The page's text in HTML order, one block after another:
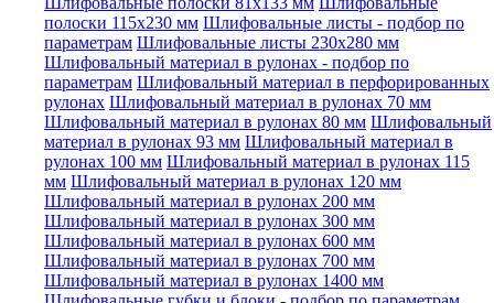
полоски 115x230 мм Шлифовальные листы - подбор по
параметрам Шлифовальные листы 230x280 мм
Шлифовальный материал в рулонах - подбор по
параметрам Шлифовальный материал в перфорированных
рулонах Шлифовальный материал в рулонах 70 мм
Шлифовальный материал в рулонах 80 мм Шлифовальный
материал в рулонах 93 мм Шлифовальный материал в
рулонах 100 мм Шлифовальный материал в рулонах 115
мм Шлифовальный материал в рулонах 120 мм
Шлифовальный материал в рулонах 200 мм
Шлифовальный материал в рулонах 300 мм
Шлифовальный материал в рулонах 600 мм
Шлифовальный материал в рулонах 700 мм
Шлифовальный материал в рулонах 1400 мм